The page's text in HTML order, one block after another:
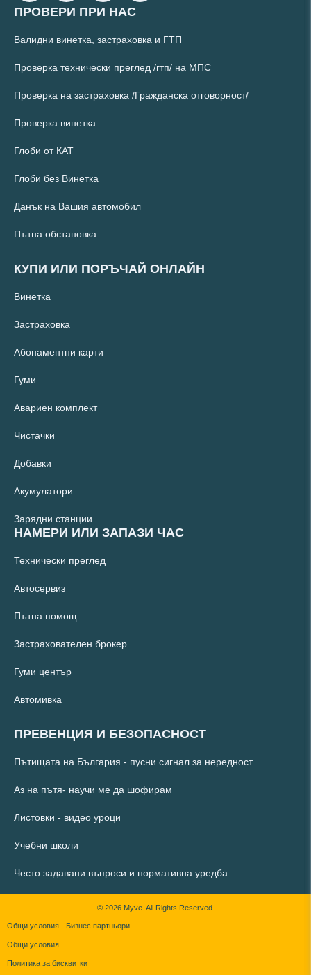
ПРОВЕРИ ПРИ НАС
Валидни винетка, застраховка и ГТП
Проверка технически преглед /гтп/ на МПС
Проверка на застраховка /Гражданска отговорност/
Проверка винетка
Глоби от КАТ
Глоби без Винетка
Данък на Вашия автомобил
Пътна обстановка
КУПИ ИЛИ ПОРЪЧАЙ ОНЛАЙН
Винетка
Застраховка
Абонаментни карти
Гуми
Авариен комплект
Чистачки
Добавки
Акумулатори
Зарядни станции
НАМЕРИ ИЛИ ЗАПАЗИ ЧАС
Технически преглед
Автосервиз
Пътна помощ
Застрахователен брокер
Гуми център
Автомивка
ПРЕВЕНЦИЯ И БЕЗОПАСНОСТ
Пътищата на България - пусни сигнал за нередност
Аз на пътя- научи ме да шофирам
Листовки - видео уроци
Учебни школи
Често задавани въпроси и нормативна уредба
© 2026 Myve. All Rights Reserved.
Общи условия - Бизнес партньори
Общи условия
Политика за бисквитки